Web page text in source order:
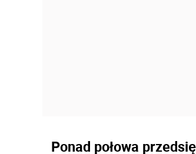
Ponad połowa